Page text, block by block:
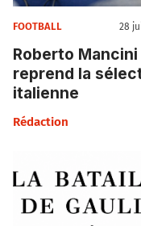
FOOTBALL 28
Roberto Mancini
reprend la
italienne
Rédaction